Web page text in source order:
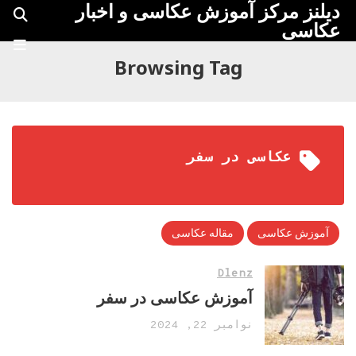
دیلنز مرکز آموزش عکاسی و اخبار
عکاسی
Browsing Tag
عکاسی در سفر
آموزش عکاسی مقاله عکاسی
Dlenz
آموزش عکاسی در سفر
نوامبر 22, 2024